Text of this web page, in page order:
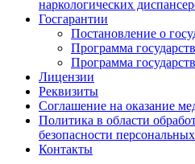
наркологических
Госгарантии
Постановление о
Программа
Программа
Лицензии
Реквизиты
Соглашение на оказание
Политика в области
безопасности
Контакты